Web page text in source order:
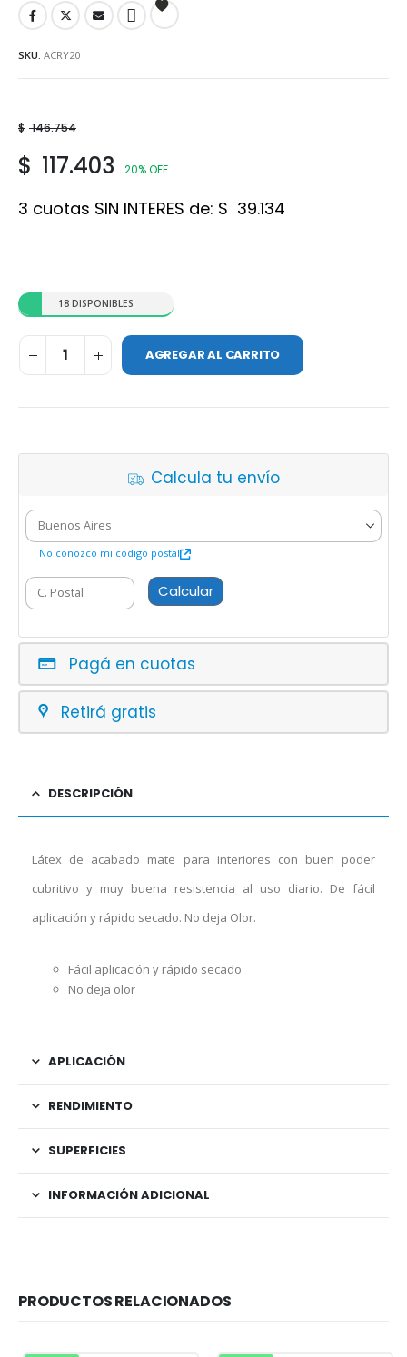
SKU: ACRY20
$ 146.754
$ 117.403 20% OFF
3 cuotas SIN INTERES de: $ 39.134
18 DISPONIBLES
AGREGAR AL CARRITO
Calcula tu envío
No conozco mi código postal
Calcular
Pagá en cuotas
Retirá gratis
DESCRIPCIÓN
Látex de acabado mate para interiores con buen poder
cubritivo y muy buena resistencia al uso diario. De fácil
aplicación y rápido secado. No deja Olor.
Fácil aplicación y rápido secado
No deja olor
APLICACIÓN
RENDIMIENTO
SUPERFICIES
INFORMACIÓN ADICIONAL
PRODUCTOS RELACIONADOS